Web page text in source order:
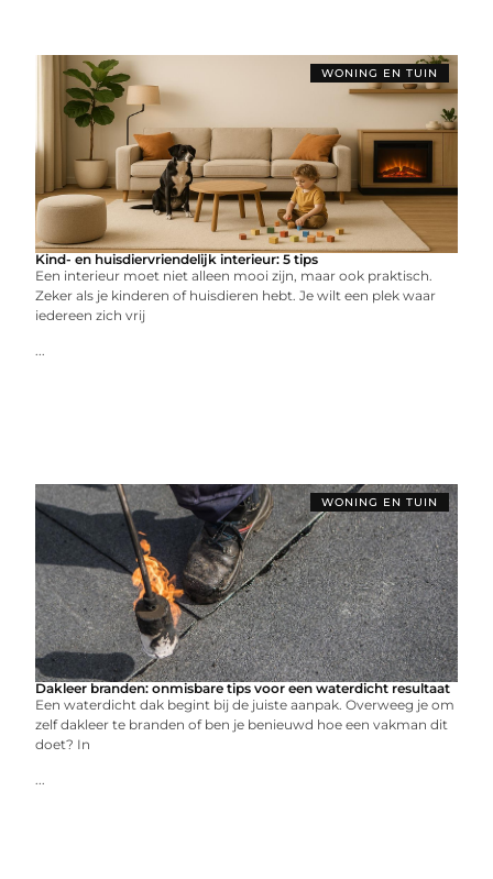
WONING EN TUIN
Kind- en huisdiervriendelijk interieur: 5 tips
Een interieur moet niet alleen mooi zijn, maar ook praktisch.
Zeker als je kinderen of huisdieren hebt. Je wilt een plek waar
iedereen zich vrij
...
WONING EN TUIN
Dakleer branden: onmisbare tips voor een waterdicht resultaat
Een waterdicht dak begint bij de juiste aanpak. Overweeg je om
zelf dakleer te branden of ben je benieuwd hoe een vakman dit
doet? In
...